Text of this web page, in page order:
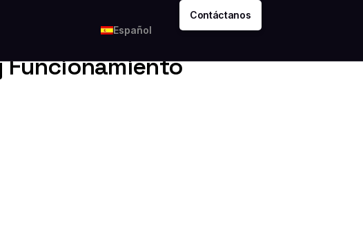
Español
Contáctanos
Funcionamiento